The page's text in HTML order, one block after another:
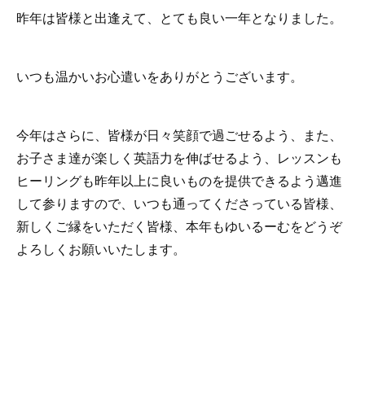
昨年は皆様と出逢えて、とても良い一年となりました。
いつも温かいお心遣いをありがとうございます。
今年はさらに、皆様が日々笑顔で過ごせるよう、また、
お子さま達が楽しく英語力を伸ばせるよう、レッスンも
ヒーリングも昨年以上に良いものを提供できるよう邁進
して参りますので、いつも通ってくださっている皆様、
新しくご縁をいただく皆様、本年もゆいるーむをどうぞ
よろしくお願いいたします。